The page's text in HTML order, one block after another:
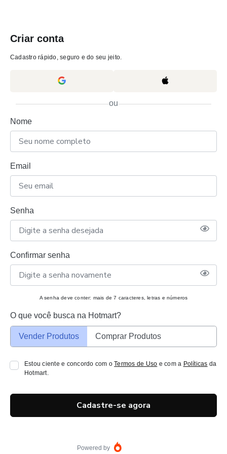
Criar conta
Cadastro rápido, seguro e do seu jeito.
ou
Nome
Email
Senha
Confirmar senha
A senha deve conter: mais de 7 caracteres, letras e números
O que você busca na Hotmart?
Vender Produtos Comprar Produtos
Estou ciente e concordo com oTermos de Uso e com a Políticas da
Hotmart.
Cadastre-se agora
Powered by